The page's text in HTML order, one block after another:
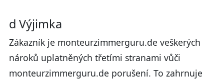
d Výjimka
Zákazník je monteurzimmerguru.de veškerých
nároků uplatněných třetími stranami vůči
monteurzimmerguru.de porušení. To zahrnuje